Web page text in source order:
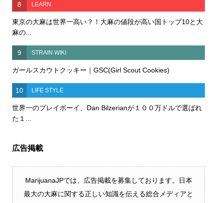
8 LEARN
東京の大麻は世界一高い？！大麻の値段が高い国トップ10と大
麻の...
9 STRAIN WIKI
ガールスカウトクッキー｜GSC(Girl Scout Cookies)
10 LIFE STYLE
世界一のプレイボーイ、Dan Bilzerianが１００万ドルで選ばれ
た１...
広告掲載
MarijuanaJPでは、広告掲載を募集しております。日本
最大の大麻に関する正しい知識を伝える総合メディアと